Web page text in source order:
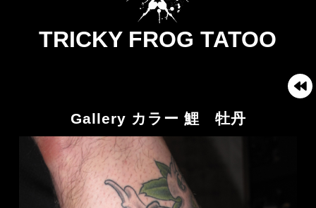
TRICKY FROG TATOO
Gallery カラー 鯉 牡丹